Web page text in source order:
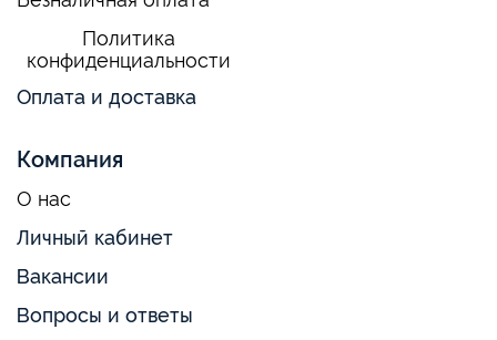
Политика
конфиденциальности
Оплата и доставка
Компания
О нас
Личный кабинет
Вакансии
Вопросы и ответы